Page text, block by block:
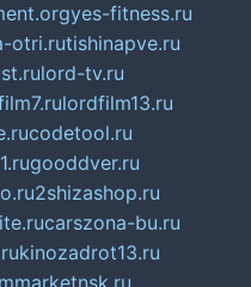
yes-fitness.ru
otri.rutishinapve.ru
lord-tv.ru
lordfilm13.ru
codetool.ru
gooddver.ru
2shizashop.ru
carszona-bu.ru
kinozadrot13.ru